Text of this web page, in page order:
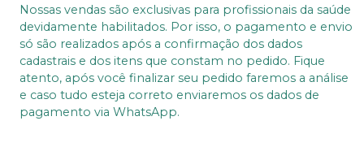
Nossas vendas são exclusivas para profissionais da saúde
devidamente habilitados. Por isso, o pagamento e envio
só são realizados após a confirmação dos dados
cadastrais e dos itens que constam no pedido. Fique
atento, após você finalizar seu pedido faremos a análise
e caso tudo esteja correto enviaremos os dados de
pagamento via WhatsApp.